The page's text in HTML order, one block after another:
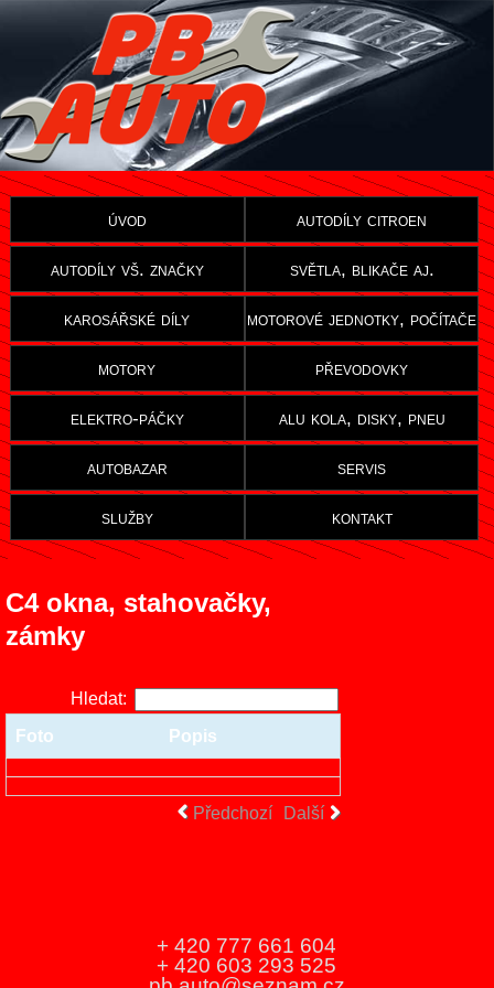
úvod autodíly citroen
autodíly vš. značky světla, blikače aj.
karosářské díly motorové jednotky, počítače
motory převodovky
elektro-páčky alu kola, disky, pneu
autobazar servis
služby kontakt
C4 okna, stahovačky,
zámky
Hledat:
Foto
Popis
Předchozí Další
+ 420 777 661 604
+ 420 603 293 525